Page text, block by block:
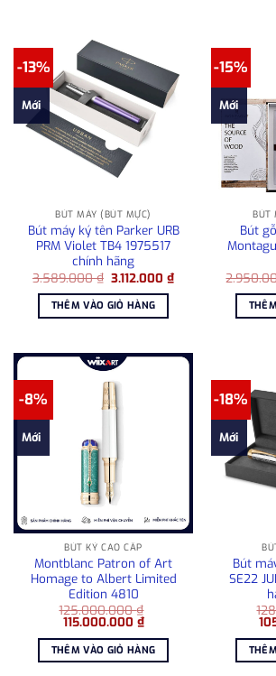
-13%
Mới
BÚT MÁY (BÚT MỰC)
Bút máy ký tên Parker URB
PRM Violet TB4 1975517
chính hãng
3.589.000₫ Giá
là:
3.589.000 ₫.
3.112.000₫Giá
hiện
3.112.000 ₫.
THÊM VÀO GIỎ HÀNG
-15%
Mới
BÚT
Bút
-8%
Mới
BÚT KÝ CAO CẤP
Montblanc Patron of Art
Homage to Albert Limited
Edition 4810
125.000.000₫
Giá
là:
125.000.000 ₫.
115.000.000 ₫Giá
hiện
tại
là:
115.000.000 ₫.
THÊM VÀO GIỎ HÀNG
-18%
Mới
Bút
SE22
Giá
là: